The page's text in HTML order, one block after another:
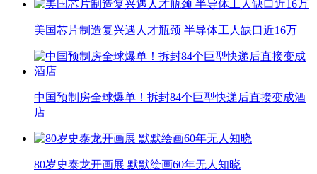
美国芯片制造复兴遇人才瓶颈 半导体工人缺口近16万
中国预制房全球爆单！拆封84个巨型快递后直接变成酒
店
80岁史泰龙开画展 默默绘画60年无人知晓